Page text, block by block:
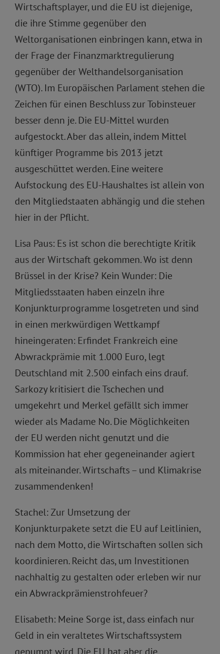
Wirtschaftsplayer, und die EU ist diejenige,
die ihre Stimme gegenüber den
Weltorganisationen einbringen kann, etwa in
der Frage der Finanzmarktregulierung
gegenüber der Welthandelsorganisation
(WTO). Im Europäischen Parlament stehen die
Zeichen für einen Beschluss zur Tobinsteuer
besser denn je. Die EU-Mittel wurden
aufgestockt. Aber das allein, indem Mittel
künftiger Programme bis 2013 jetzt
ausgeschüttet werden. Eine weitere
Aufstockung des EU-Haushaltes ist allein von
den Mitgliedstaaten abhängig und die stehen
hier in der Pflicht.
Lisa Paus: Es ist schon die berechtigte Kritik
aus der Wirtschaft gekommen. Wo ist denn
Brüssel in der Krise? Kein Wunder: Die
Mitgliedsstaaten haben einzeln ihre
Konjunkturprogramme losgetreten und sind
in einen merkwürdigen Wettkampf
hineingeraten: Erfindet Frankreich eine
Abwrackprämie mit 1.000 Euro, legt
Deutschland mit 2.500 einfach eins drauf.
Sarkozy kritisiert die Tschechen und
umgekehrt und Merkel gefällt sich immer
wieder als Madame No. Die Möglichkeiten
der EU werden nicht genutzt und die
Kommission hat eher gegeneinander agiert
als miteinander. Wirtschafts – und Klimakrise
zusammendenken!
Stachel: Zur Umsetzung der
Konjunkturpakete setzt die EU auf Leitlinien,
nach dem Motto, die Wirtschaften sollen sich
koordinieren. Reicht das, um Investitionen
nachhaltig zu gestalten oder erleben wir nur
ein Abwrackprämienstrohfeuer?
Elisabeth: Meine Sorge ist, dass einfach nur
Geld in ein veraltetes Wirtschaftssystem